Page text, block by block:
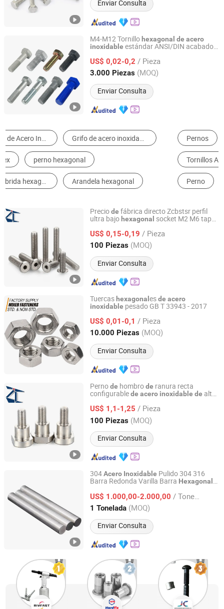
Enviar Consulta
M4-M12 Tornillo hexagonal de acero
inoxidable estándar ANSI/DIN acabado
US$ 0,02-0,2 / Pieza
3.000 Piezas (MOQ)
Enviar Consulta
Shanghai Jian & Mei Industry and Trade Co., Ltd.
Shanghai, China Desde 2020
Pernos Tuerca Tornillo
Tornillos Autorroscantes Combinación y Accesorios de Conexión
Perno
Preciode fábrica directo Zcbstsr perfil
ultra bajohexagonal socket M2 M6 tapa
inoxidablehardware industrial para
equipos
automatización tornillo
máquina
US$ 0,15-0,19 / Pieza
100 Piezas (MOQ)
Enviar Consulta
Dongguan Zhengchen Hardware Co., Ltd.
Guangdong, China Desde 2020
Tuercas hexagonal esde acero
inoxidable pesado GB T 33943 - 2017
US$ 0,01-0,1 / Pieza
10.000 Piezas (MOQ)
Enviar Consulta
Ningbo Yinzhou Sokun Import and Export Co., Ltd.
Zhejiang, China Desde 2025
Pernode hombrode ranura recta
configurablede acero inoxidable de alta
US$ 1,1-1,25 / Pieza
100 Piezas (MOQ)
Enviar Consulta
Dongguan Zhengchen Hardware Co., Ltd.
Guangdong, China Desde 2020
304Acero Inoxidable Pulido 304 316
Barra Redonda Varilla Barra Hexagonal
316L SUS304 ASTM A276 ASTM A479
para Alimentación Médica Marina
Construcción
US$ 1.000,00-2.000,00 / Tonelada
1 Tonelada (MOQ)
Enviar Consulta
Shandong Fenghong New Material Technology Co., Ltd.
Shandong, China Desde 2026